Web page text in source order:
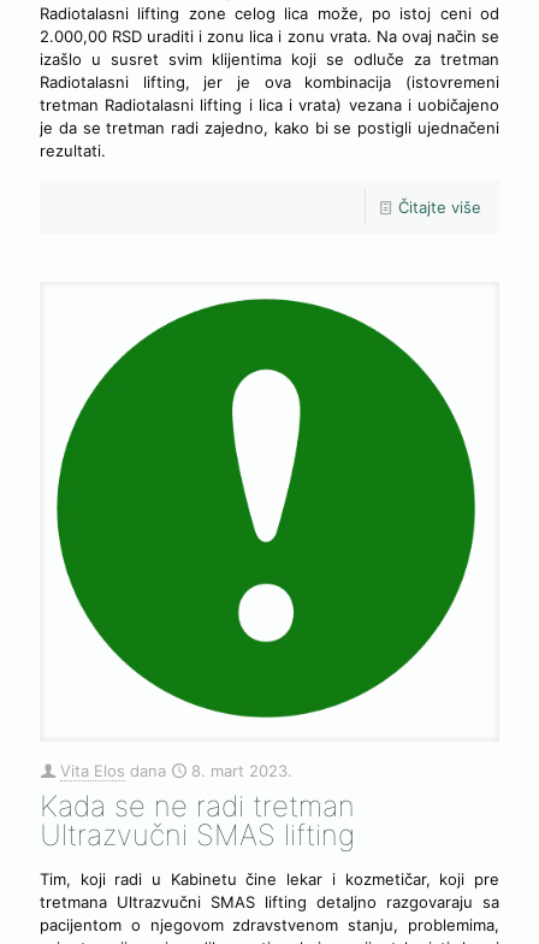
Radiotalasni lifting zone celog lica može, po istoj ceni od
2.000,00 RSD uraditi i zonu lica i zonu vrata. Na ovaj način se
izašlo u susret svim klijentima koji se odluče za tretman
Radiotalasni lifting, jer je ova kombinacija (istovremeni
tretman Radiotalasni lifting i lica i vrata) vezana i uobičajeno
je da se tretman radi zajedno, kako bi se postigli ujednačeni
rezultati.
Čitajte više
Vita Elos dana 8. mart 2023.
Kada se ne radi tretman
Ultrazvučni SMAS lifting
Tim, koji radi u Kabinetu čine lekar i kozmetičar, koji pre
tretmana Ultrazvučni SMAS lifting detaljno razgovaraju sa
pacijentom o njegovom zdravstvenom stanju, problemima,